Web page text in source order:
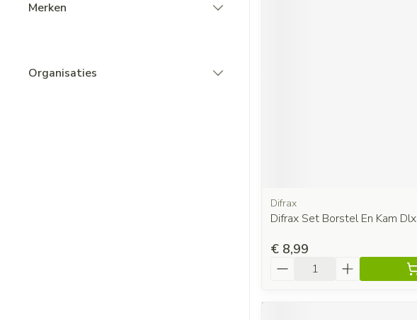
Merken
Organisaties
Difrax
Difrax Set Borstel En Kam Dlx
€ 8,99